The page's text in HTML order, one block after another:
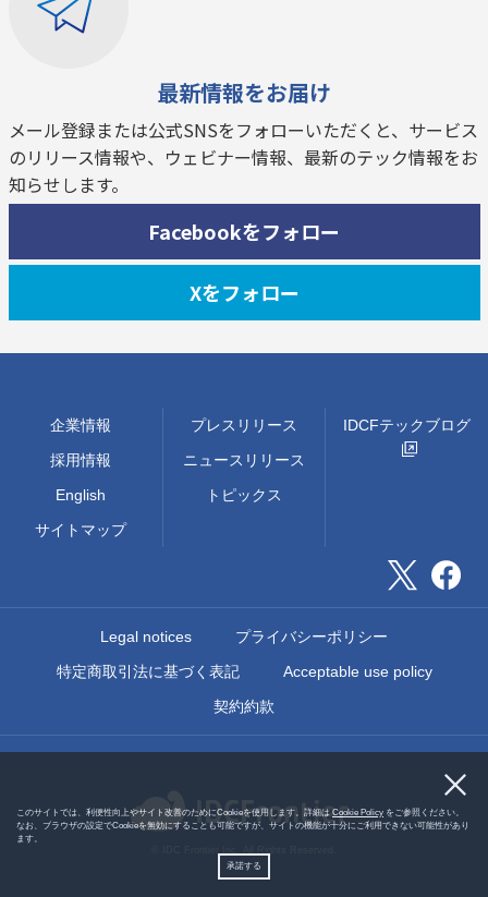
このサイトでは、利便性向上やサイト改善のためにCookieを使用します。詳細は Cookie Policy をご参照ください。
なお、ブラウザの設定でCookieを無効にすることも可能ですが、サイトの機能が十分にご利用できない可能性があり
ます。
承諾する
最新情報をお届け
メール登録または公式SNSをフォローいただくと、サービス
のリリース情報や、ウェビナー情報、最新のテック情報をお
知らせします。
Facebookをフォロー
Xをフォロー
企業情報
採用情報
English
サイトマップ
プレスリリース
ニュースリリース
トピックス
IDCFテックブログ
Legal notices
プライバシーポリシー
特定商取引法に基づく表記
Acceptable use policy
契約約款